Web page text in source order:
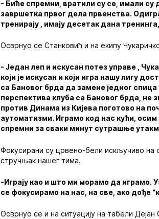
- Биће спремни, вратили су се, имали
завршетка првог дела првенства.
тренирају , имају десетак дана
Осврнуо се Станковић и на екипу
- Један леп и искусан потез управе ,
који је искусан и који игра нашу лигу
са Бановог брда да замене једног
перспектива клуба са Бановог брда, не
против Динама из Кијева поготово на
аутоматизми. Играмо код нас кући,
спремни за сваки минут сутрашње
Фокусирани су црвено-бели искључиво на
стручњак нашег тима.
-Играју као и што ми морамо да играмо.
се фокусирамо на нас, на све, ако дође
Осврнуо се и на ситуацију на табели